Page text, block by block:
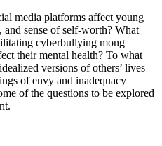
media platforms affect young
and sense of self-worth? What
cyberbullying mong
their mental health? To what
versions of others’ lives
of envy and inadequacy
of the questions to be explored